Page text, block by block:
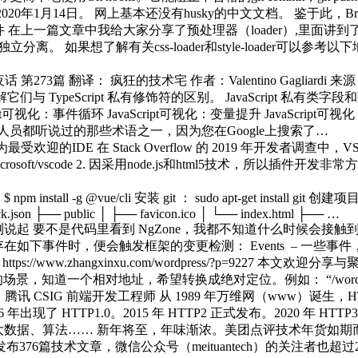
年1月14日。 网上基本还没有husky的中文文档。 鉴于此
在上一篇文章中我给大家分享了预处理器（loader）,里面讲到
分离。 如果想了解有关css-loader和style-loader可以参考以
第273篇 翻译： 疯狂的技术宅 作者：Valentino Gagliardi 来
们与 TypeScript 私有修饰符的区别。 JavaScript 私有类字段
视化：事件循环 JavaScript️可视化：变量提升 JavaScript️可视
员都听说过的那些术语之一，因为您在Google上搜索了…
最受欢迎的IDE 在 Stack Overflow 的 2019 年开发者调查中，
vscode 2. 因采用node.js和html5技术，所以插件开发非
npm install -g @vue/cli 安装 git ： sudo apt-get install git 创建项
├── public │ ├── favicon.ico │ └── index.html ├── …
起 要不是代码里看到 NgZone，我都不知道什么时候会接
如下事件时，便会触发框架的变更检测： Events – 一些事
www.zhangxinxu.com/wordpress/?p=9227 本文欢迎分
，知道一个相对地址，希望转换成绝对定位。例如： “/
腾讯 CSIG 前端开发工程师 从 1989 年万维网（www）诞生，
年出现了 HTTP1.0。2015 年 HTTP2 正式发布。2020 年
数据、算法…… 新年将至，年味渐浓。美团点评技术年货如
376篇技术文章，微信公众号（meituantech）的关注者也超